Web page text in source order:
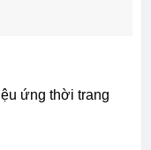
ứng thời trang